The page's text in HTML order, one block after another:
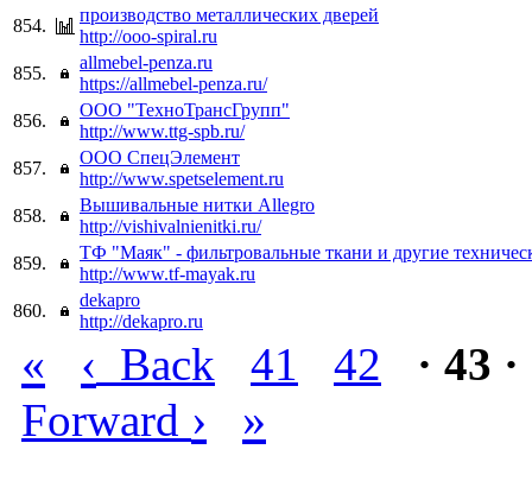
854.
производство металлических дверей
http://ooo-spiral.ru
855.
allmebel-penza.ru
https://allmebel-penza.ru/
856.
ООО "ТехноТрансГрупп"
http://www.ttg-spb.ru/
857.
ООО СпецЭлемент
http://www.spetselement.ru
858.
Вышивальные нитки Allegro
http://vishivalnienitki.ru/
859.
ТФ "Маяк" - фильтровальные ткани и другие
http://www.tf-mayak.ru
860.
dekapro
http://dekapro.ru
« ‹ Back 41 42
· 43 ·
Forward › »